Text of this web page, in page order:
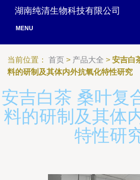
湖南纯清生物科技有限公司
MENU
当前位置： 首页 > 产品大全 > 安吉白
料的研制及其体内外抗氧化特性研究
安吉白茶 桑叶复
料的研制及其体
特性研